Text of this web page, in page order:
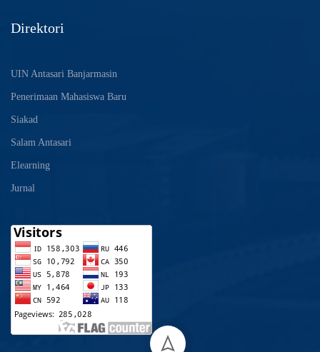
Direktori
UIN Antasari Banjarmasin
Penerimaan Mahasiswa Baru
Siakad
Salam Antasari
Elearning
Jurnal